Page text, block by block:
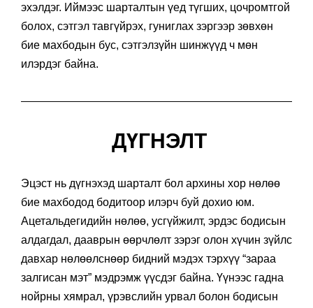
эхэлдэг. Иймээс шарталтын үед түгших, цочромтгой
болох, сэтгэл тавгүйрэх, гуниглах зэргээр зөвхөн
бие махбодын бус, сэтгэлзүйн шинжүүд ч мөн
илэрдэг байна.
ДҮГНЭЛТ
Эцэст нь дүгнэхэд шарталт бол архины хор нөлөө
бие махбодод бодитоор илэрч буй дохио юм.
Ацетальдегидийн нөлөө, усгүйжилт, эрдэс бодисын
алдагдал, дааврын өөрчлөлт зэрэг олон хүчин зүйлс
давхар нөлөөлснөөр бидний мэдэх тэрхүү “зараа
залгисан мэт” мэдрэмж үүсдэг байна. Үүнээс гадна
нойрны хямрал, үрэвслийн урвал болон бодисын